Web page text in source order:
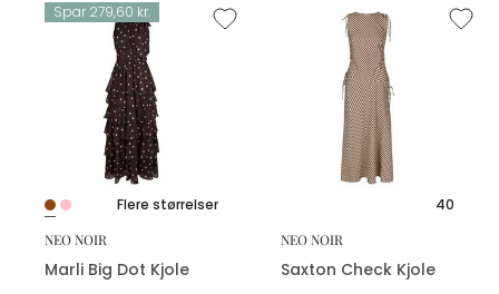
Spar 279,60 kr.
Flere størrelser
NEO NOIR
Marli Big Dot Kjole
40
NEO NOIR
Saxton Check Kjole